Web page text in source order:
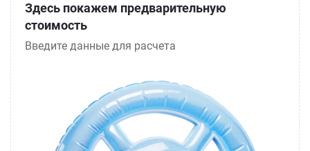
Здесь покажем предварительную
стоимость
Введите данные для расчета